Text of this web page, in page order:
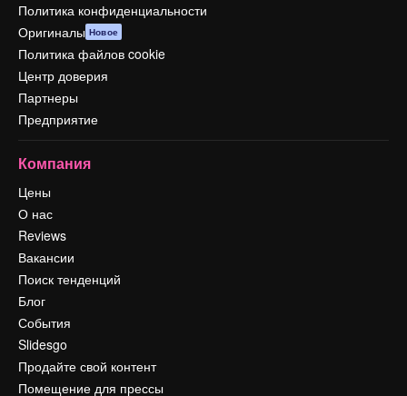
Политика конфиденциальности
Оригиналы Новое
Политика файлов cookie
Центр доверия
Партнеры
Предприятие
Компания
Цены
О нас
Reviews
Вакансии
Поиск тенденций
Блог
События
Slidesgo
Продайте свой контент
Помещение для прессы